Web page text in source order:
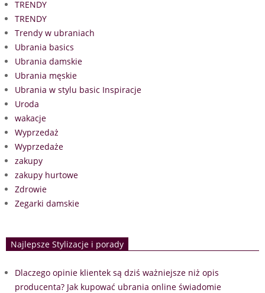
TRENDY
TRENDY
Trendy w ubraniach
Ubrania basics
Ubrania damskie
Ubrania męskie
Ubrania w stylu basic Inspiracje
Uroda
wakacje
Wyprzedaż
Wyprzedaże
zakupy
zakupy hurtowe
Zdrowie
Zegarki damskie
Najlepsze Stylizacje i porady
Dlaczego opinie klientek są dziś ważniejsze niż opis
producenta? Jak kupować ubrania online świadomie